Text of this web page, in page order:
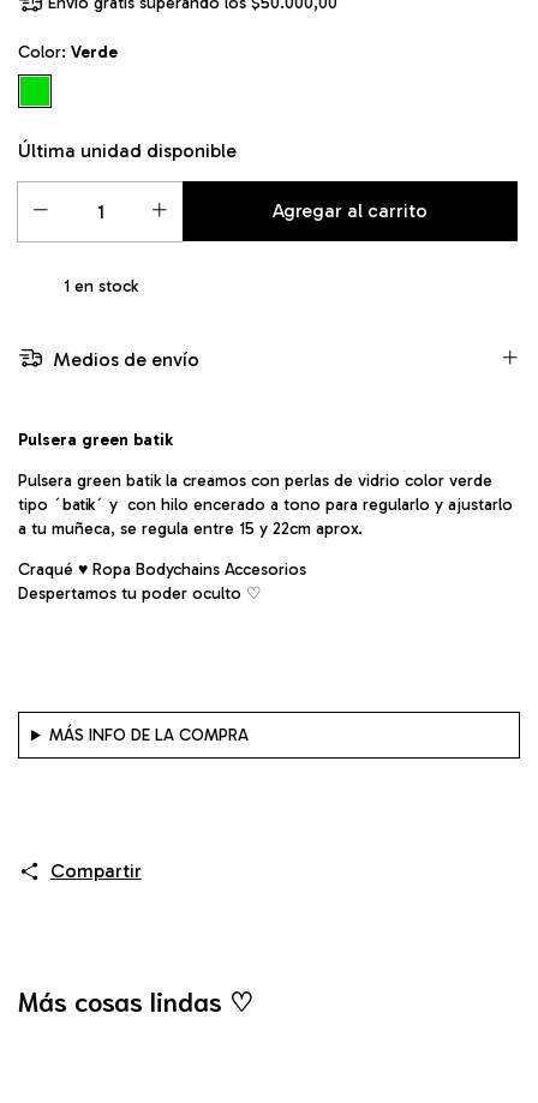
Color: Verde
Última unidad disponible
1en stock
Medios de envío
Pulsera green batik
Pulsera green batik la creamos con perlas de vidrio color verde
tipo ´batik´ y con hilo encerado a tono para regularlo y ajustarlo
a tu muñeca, se regula entre 15 y 22cm aprox.
Craqué ♥ Ropa Bodychains Accesorios
Despertamos tu poder oculto ♡︎
MÁS INFO DE LA COMPRA
Compartir
Más cosas lindas ♡